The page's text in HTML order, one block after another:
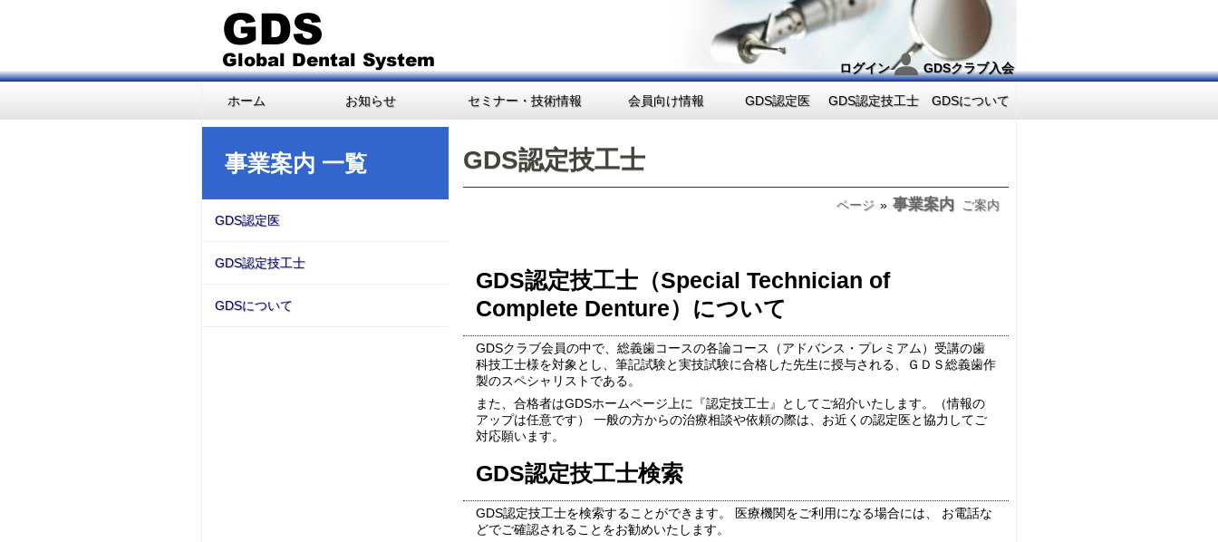
ログイン GDSクラブ入会
ホーム お知らせ セミナー・技術情報 会員向け情報 GDS認定医 GDS認定技工士 GDSについて
事業案内 一覧
GDS認定医
GDS認定技工士
GDSについて
GDS認定技工士
ページ » 事業案内 ご案内
GDS認定技工士（Special Technician of
Complete Denture）について
GDSクラブ会員の中で、総義歯コースの各論コース（アドバンス・プレミアム）受講の歯
科技工士様を対象とし、筆記試験と実技試験に合格した先生に授与される、ＧＤＳ総義歯作
製のスペシャリストである。
また、合格者はGDSホームページ上に『認定技工士』としてご紹介いたします。（情報の
アップは任意です） 一般の方からの治療相談や依頼の際は、お近くの認定医と協力してご
対応願います。
GDS認定技工士検索
GDS認定技工士を検索することができます。 医療機関をご利用になる場合には、 お電話な
どでご確認されることをお勧めいたします。